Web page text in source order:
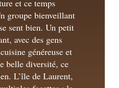
et ce temps
groupe bienveillant
sent bien. Un petit
avec des gens
généreuse et
belle diversité, ce
L’île de Laurent,